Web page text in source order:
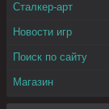
Сталкер-арт
Новости игр
Поиск по сайту
Магазин